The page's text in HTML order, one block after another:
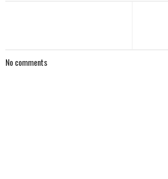
No comments